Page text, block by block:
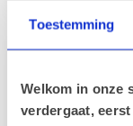
Toestemming
Welkom in onze
verdergaat,